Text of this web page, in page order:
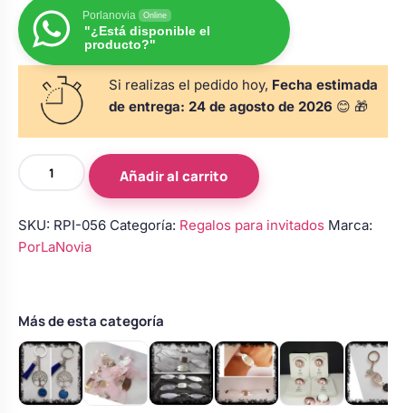
para arras
alianzas
porta alianzas
de boda
damas de honor
Perchas de comunión
personalizadas
Rasca y Gana para Comunión:
Sorpresas y Diversión
Detalles de comunión para invitados
Ver todo
Bolsos personalizados
Neceseres personalizados
Otros regalos
Ver todo
Porlanovia Online
"¿Está disponible el
producto?"
Si realizas el pedido hoy, Fecha estimada
de entrega: 24 de agosto de 2026 😊 🎁
personalizado
detalles
de
Modelo
3
cantidad
Añadir al carrito
SKU: RPI-056 Categoría: Regalos para invitados Marca:
PorLaNovia
Más de esta categoría